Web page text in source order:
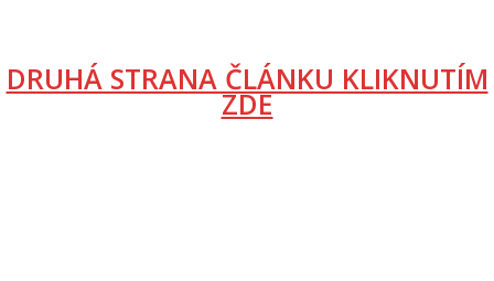
DRUHÁ STRANA ČLÁNKU KLIKNUTÍM
ZDE